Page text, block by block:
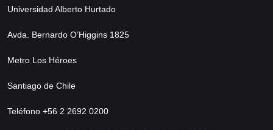
Universidad Alberto Hurtado
Avda. Bernardo O’Higgins 1825
Metro Los Héroes
Santiago de Chile
Teléfono +56 2 2692 0200